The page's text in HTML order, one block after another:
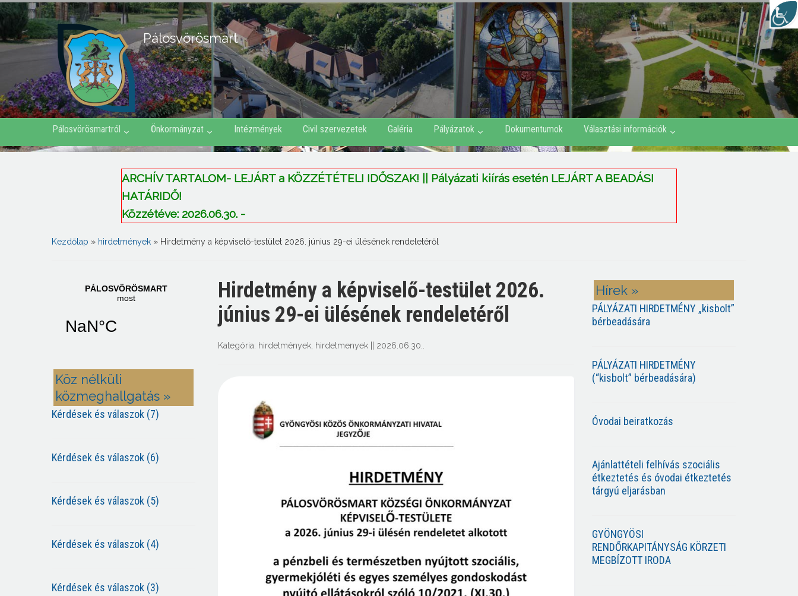
Pálosvörösmart
Pálosvörösmartról Önkormányzat Intézmények Civil szervezetek Galéria Pályázatok Dokumentumok Választási információk
ARCHÍV TARTALOM- LEJÁRT a KÖZZÉTÉTELI IDŐSZAK! || Pályázati kiírás esetén LEJÁRT A BEADÁSI
HATÁRIDŐ!
Közzétéve: 2026.06.30. -
Kezdőlap » hirdetmények » Hirdetmény a képviselő-testület 2026. június 29-ei ülésének rendeletéről
Köz nélküli
közmeghallgatás »
Kérdések és válaszok (7)
Kérdések és válaszok (6)
Kérdések és válaszok (5)
Kérdések és válaszok (4)
Kérdések és válaszok (3)
Hirdetmény a képviselő-testület 2026.
június 29-ei ülésének rendeletéről
Kategória: hirdetmények hirdetmenyek 2026.06.30.
Hírek »
PÁLYÁZATI HIRDETMÉNY „kisbolt”
bérbeadására
PÁLYÁZATI HIRDETMÉNY
(“kisbolt” bérbeadására)
Óvodai beiratkozás
Ajánlattételi felhívás szociális
étkeztetés és óvodai étkeztetés
tárgyú eljarásban
GYÖNGYÖSI
RENDŐRKAPITÁNYSÁG KÖRZETI
MEGBÍZOTT IRODA